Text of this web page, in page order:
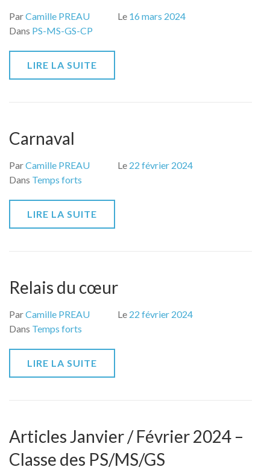
ParCamille PREAU Le 16 mars 2024
Dans PS-MS-GS-CP
LIRE LA SUITE
Carnaval
ParCamille PREAU Le 22 février 2024
Dans Temps forts
LIRE LA SUITE
Relais du cœur
ParCamille PREAU Le 22 février 2024
Dans Temps forts
LIRE LA SUITE
Articles Janvier / Février 2024 –
Classe des PS/MS/GS